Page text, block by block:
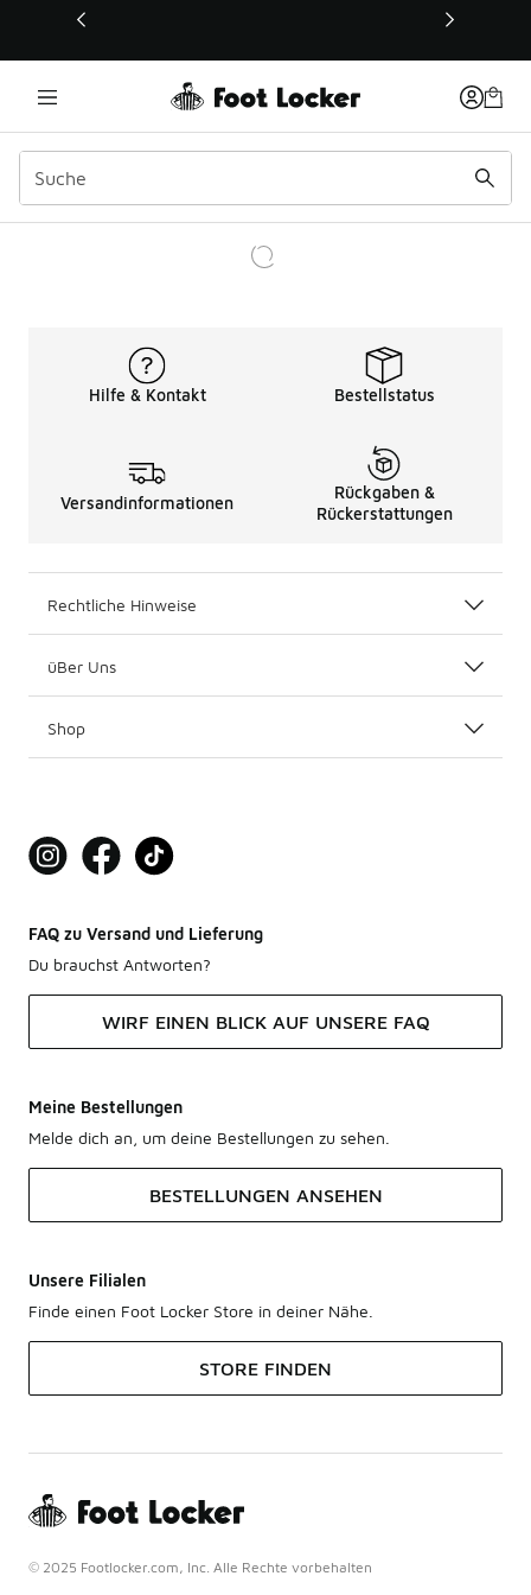
Dieser Link öffnet sich in einem neuen Fenster
Hilfe & Kontakt Bestellstatus
Versandinformationen
Rückgaben &
Rückerstattungen
Rechtliche Hinweise
üBer Uns
Shop
FAQ zu Versand und Lieferung
Du brauchst Antworten?
WIRF EINEN BLICK AUF UNSERE FAQ
Meine Bestellungen
Melde dich an, um deine Bestellungen zu sehen.
BESTELLUNGEN ANSEHEN
Unsere Filialen
Finde einen Foot Locker Store in deiner Nähe.
STORE FINDEN
© 2025 Footlocker.com, Inc. Alle Rechte vorbehalten